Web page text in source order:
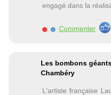
engagé dans la
Commenter
Les bombons
Chambéry
L'artiste française